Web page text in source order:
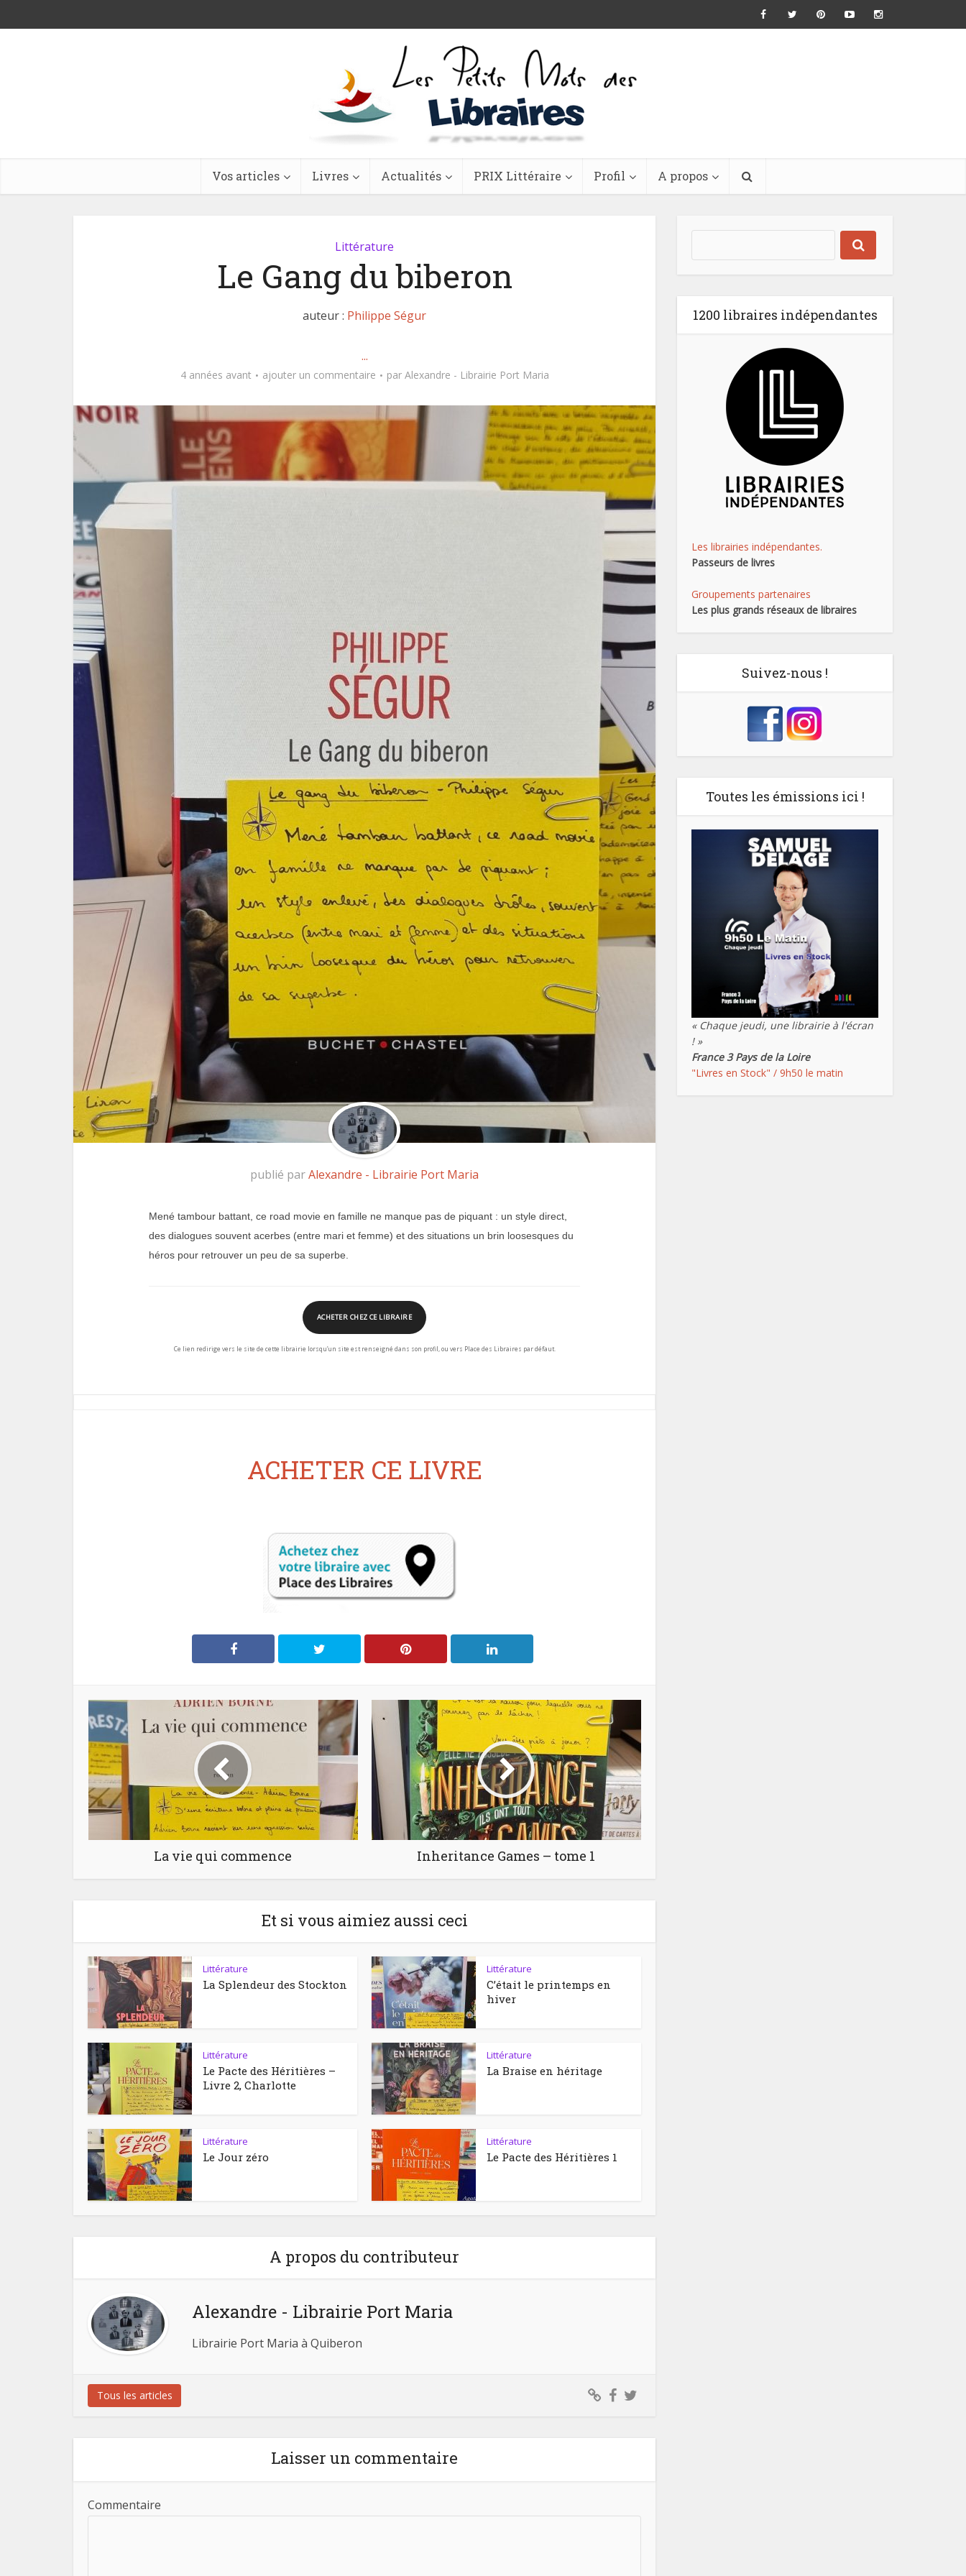
Vos articles Livres Actualités PRIX Littéraire Profil A propos
Littérature
Le Gang du biberon
auteur : Philippe Ségur
...
4 années avant ajouter un commentaire par Alexandre - Librairie Port Maria
publié parAlexandre - Librairie Port Maria
Mené tambour battant, ce road movie en famille ne manque pas de piquant : un style direct,
des dialogues souvent acerbes (entre mari et femme) et des situations un brin loosesques du
héros pour retrouver un peu de sa superbe.
ACHETER CHEZ CE LIBRAIRE
Ce lien redirige vers le site de cette librairie lorsqu’un site est renseigné dans son profil, ou vers Place des Libraires par défaut.
ACHETER CE LIVRE
La vie qui commence Inheritance Games – tome 1
Et si vous aimiez aussi ceci
Littérature
La Splendeur des Stockton
Littérature
C’était le printemps en
hiver
Littérature
Le Pacte des Héritières –
Livre 2, Charlotte
Littérature
La Braise en héritage
Littérature
Le Jour zéro
Littérature
Le Pacte des Héritières 1
A propos du contributeur
Alexandre - Librairie Port Maria
Librairie Port Maria à Quiberon
Tous les articles
Laisser un commentaire
Commentaire
1200 libraires indépendantes
Les librairies indépendantes.
Passeurs de livres
Groupements partenaires
Les plus grands réseaux de libraires
Suivez-nous !
Toutes les émissions ici !
« Chaque jeudi, une librairie à l'écran
! »
France 3 Pays de la Loire
"Livres en Stock" / 9h50 le matin